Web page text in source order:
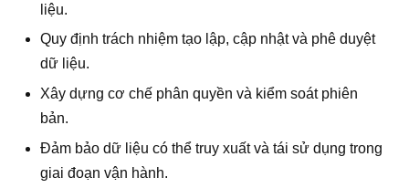
liệu.
Quy định trách nhiệm tạo lập, cập nhật và phê duyệt
dữ liệu.
Xây dựng cơ chế phân quyền và kiểm soát phiên
bản.
Đảm bảo dữ liệu có thể truy xuất và tái sử dụng trong
giai đoạn vận hành.